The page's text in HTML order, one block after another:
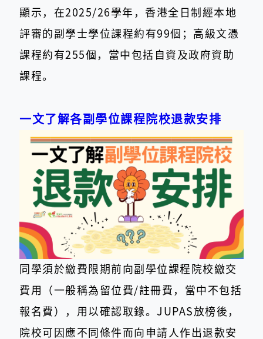
顯示，在2025/26學年，香港全日制經本地
評審的副學士學位課程約有99個；高級文憑
課程約有255個，當中包括自資及政府資助
課程。
一文了解各副學位課程院校退款安排
同學須於繳費限期前向副學位課程院校繳交
費用（一般稱為留位費/註冊費，當中不包括
報名費），用以確認取錄。JUPAS放榜後，
院校可因應不同條件而向申請人作出退款安